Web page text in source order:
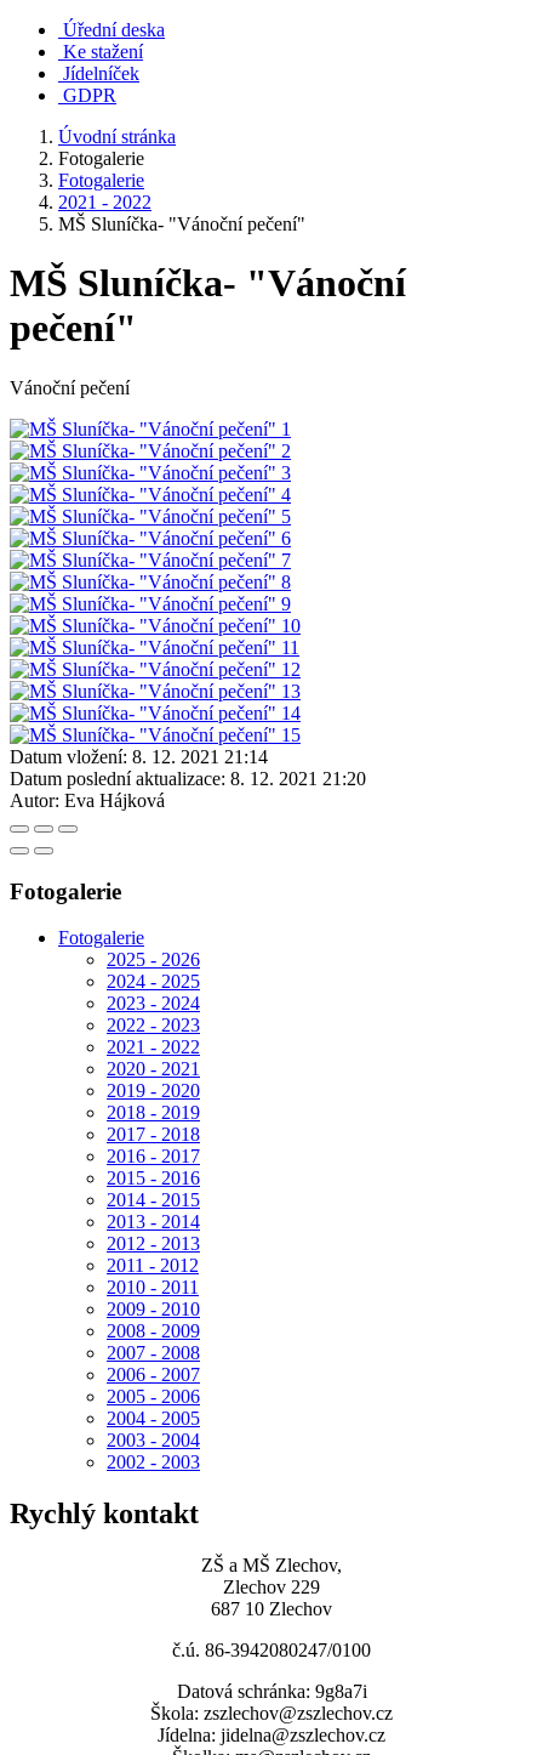
Úřední deska
Ke stažení
Jídelníček
GDPR
Úvodní stránka
Fotogalerie
Fotogalerie
2021 - 2022
MŠ Sluníčka- "Vánoční pečení"
MŠ Sluníčka- "Vánoční
pečení"
Vánoční pečení
Datum vložení: 8. 12. 2021 21:14
Datum poslední aktualizace: 8. 12. 2021 21:20
Autor: Eva Hájková
Fotogalerie
Fotogalerie
2025 - 2026
2024 - 2025
2023 - 2024
2022 - 2023
2021 - 2022
2020 - 2021
2019 - 2020
2018 - 2019
2017 - 2018
2016 - 2017
2015 - 2016
2014 - 2015
2013 - 2014
2012 - 2013
2011 - 2012
2010 - 2011
2009 - 2010
2008 - 2009
2007 - 2008
2006 - 2007
2005 - 2006
2004 - 2005
2003 - 2004
2002 - 2003
Rychlý kontakt
ZŠ a MŠ Zlechov,
Zlechov 229
687 10 Zlechov
č.ú. 86-3942080247/0100
Datová schránka: 9g8a7i
Škola: zszlechov@zszlechov.cz
Jídelna: jidelna@zszlechov.cz